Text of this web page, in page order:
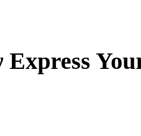
Express